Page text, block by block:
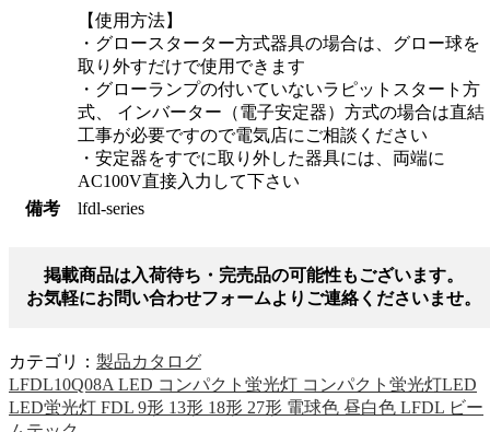
【使用方法】
・グロースターター方式器具の場合は、グロー球を
取り外すだけで使用できます
・グローランプの付いていないラピットスタート方
式、 インバーター（電子安定器）方式の場合は直結
工事が必要ですので電気店にご相談ください
・安定器をすでに取り外した器具には、両端に
AC100V直接入力して下さい
備考
lfdl-series
掲載商品は入荷待ち・完売品の可能性もございます。
お気軽にお問い合わせフォームよりご連絡くださいませ。
カテゴリ： 製品カタログ
LFDL10Q08A LED コンパクト蛍光灯 コンパクト蛍光灯LED
LED蛍光灯 FDL 9形 13形 18形 27形 電球色 昼白色 LFDL ビー